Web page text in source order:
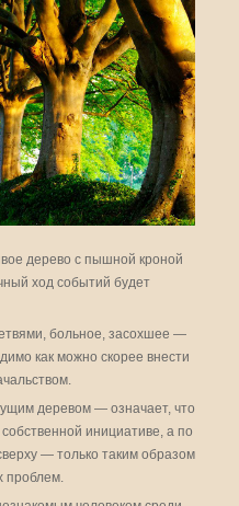
дерево с пышной кроной
ход событий будет
больное, засохшее —
как можно скорее внести
деревом — означает, что
инициативе, а по
— только таким образом
проблем.